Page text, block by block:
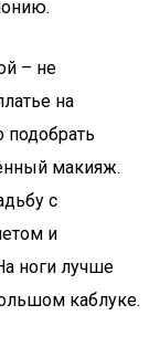
– не
на
макияж.
с
и
ноги лучше
каблуке.